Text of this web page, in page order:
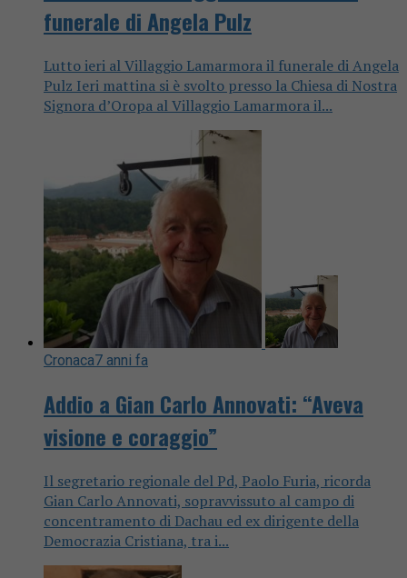
funerale di Angela Pulz
Lutto ieri al Villaggio Lamarmora il funerale di Angela
Pulz Ieri mattina si è svolto presso la Chiesa di Nostra
Signora d’Oropa al Villaggio Lamarmora il...
Cronaca7 anni fa
Addio a Gian Carlo Annovati: “Aveva
visione e coraggio”
Il segretario regionale del Pd, Paolo Furia, ricorda
Gian Carlo Annovati, sopravvissuto al campo di
concentramento di Dachau ed ex dirigente della
Democrazia Cristiana, tra i...